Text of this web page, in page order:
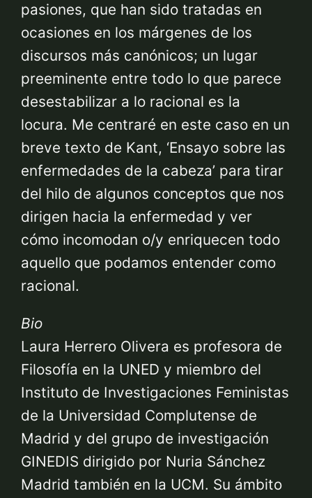
pasiones, que han sido tratadas en
ocasiones en los márgenes de los
discursos más canónicos; un lugar
preeminente entre todo lo que parece
desestabilizar a lo racional es la
locura. Me centraré en este caso en un
breve texto de Kant, ‘Ensayo sobre las
enfermedades de la cabeza’ para tirar
del hilo de algunos conceptos que nos
dirigen hacia la enfermedad y ver
cómo incomodan o/y enriquecen todo
aquello que podamos entender como
racional.
Bio
Laura Herrero Olivera es profesora de
Filosofía en la UNED y miembro del
Instituto de Investigaciones Feministas
de la Universidad Complutense de
Madrid y del grupo de investigación
GINEDIS dirigido por Nuria Sánchez
Madrid también en la UCM. Su ámbito